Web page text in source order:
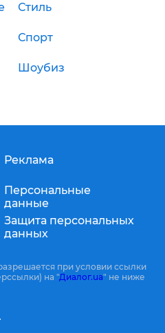
Стиль
Спорт
Шоубиз
Реклама
Персональные
данные
Защита персональных
данных
при условии ссылки
на "Диалог.ua" не ниже